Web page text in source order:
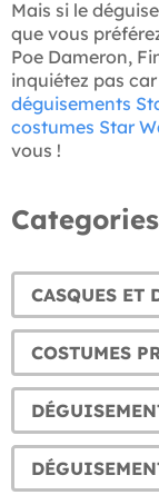
Mais si le
que vous
Poe Dameron,
inquiétez pas
déguisements
costumes Star
vous !
COSTUMES